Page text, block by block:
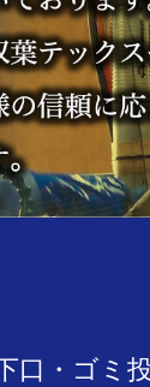
口・ゴミ